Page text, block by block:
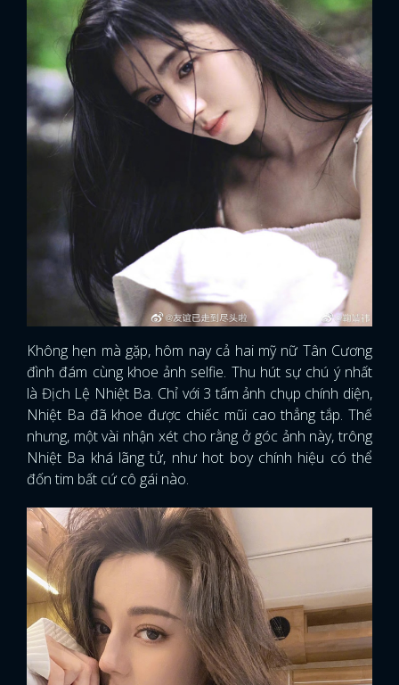
Không hẹn mà gặp, hôm nay cả hai mỹ nữ Tân Cương
đình đám cùng khoe ảnh selfie. Thu hút sự chú ý nhất
là Địch Lệ Nhiệt Ba. Chỉ với 3 tấm ảnh chụp chính diện,
Nhiệt Ba đã khoe được chiếc mũi cao thẳng tắp. Thế
nhưng, một vài nhận xét cho rằng ở góc ảnh này, trông
Nhiệt Ba khá lãng tử, như hot boy chính hiệu có thể
đốn tim bất cứ cô gái nào.